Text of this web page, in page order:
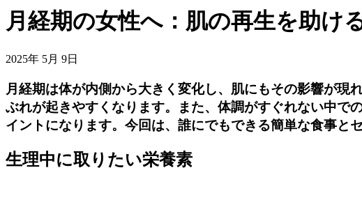
月経期の女性へ：肌の再生を助け
2025年 5月 9日
月経期は体が内側から大きく変化し、肌にもその影響が
ぶれが起きやすくなります。また、体調がすぐれない中で
イントになります。今回は、誰にでもできる簡単な食事と
生理中に取りたい栄養素